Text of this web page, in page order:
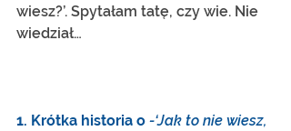
wiesz?’. Spytałam tatę, czy wie. Nie
wiedział…
1. Krótka historia o -‘Jak to nie wiesz,